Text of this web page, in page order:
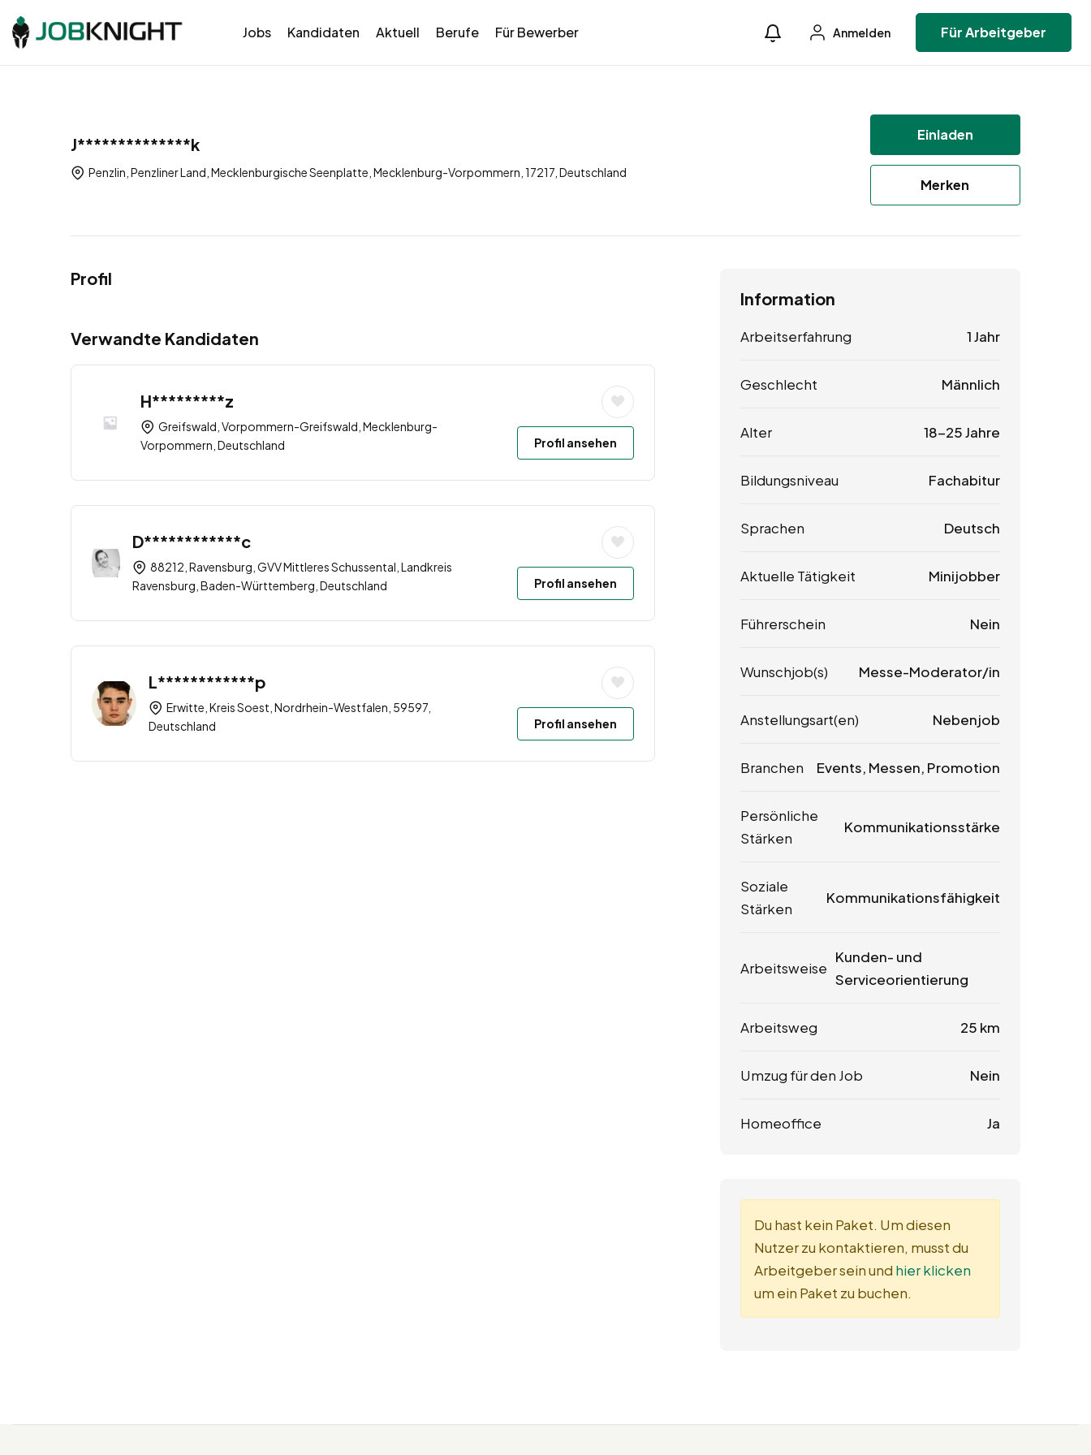
Jobs Kandidaten Aktuell Berufe Für Bewerber Anmelden Für Arbeitgeber
J**************k
Penzlin, Penzliner Land, Mecklenburgische Seenplatte, Mecklenburg-Vorpommern, 17217, Deutschland
Einladen
Merken
Profil
Verwandte Kandidaten
H*********z
Greifswald, Vorpommern-Greifswald, Mecklenburg-
Vorpommern, Deutschland
Profil ansehen
D************c
88212, Ravensburg, GVV Mittleres Schussental, Landkreis
Ravensburg, Baden-Württemberg, Deutschland
Profil ansehen
L************p
Erwitte, Kreis Soest, Nordrhein-Westfalen, 59597,
Deutschland
Profil ansehen
Information
Arbeitserfahrung 1 Jahr
Geschlecht Männlich
Alter 18-25 Jahre
Bildungsniveau Fachabitur
Sprachen Deutsch
Aktuelle Tätigkeit Minijobber
Führerschein Nein
Wunschjob(s) Messe-Moderator/in
Anstellungsart(en) Nebenjob
Branchen Events, Messen, Promotion
Persönliche
Stärken
Kommunikationsstärke
Soziale
Stärken
Kommunikationsfähigkeit
Arbeitsweise
Kunden- und
Serviceorientierung
Arbeitsweg 25 km
Umzug für den Job Nein
Homeoffice Ja
Du hast kein Paket. Um diesen
Nutzer zu kontaktieren, musst du
Arbeitgeber sein und hier klicken
um ein Paket zu buchen.